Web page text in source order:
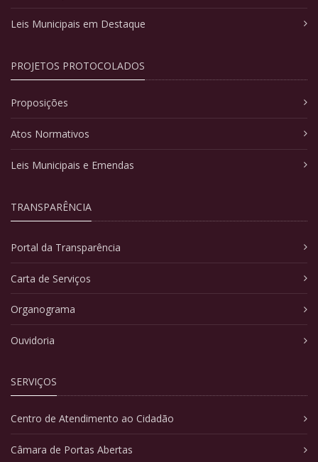
Leis Municipais em Destaque
PROJETOS PROTOCOLADOS
Proposições
Atos Normativos
Leis Municipais e Emendas
TRANSPARÊNCIA
Portal da Transparência
Carta de Serviços
Organograma
Ouvidoria
SERVIÇOS
Centro de Atendimento ao Cidadão
Câmara de Portas Abertas